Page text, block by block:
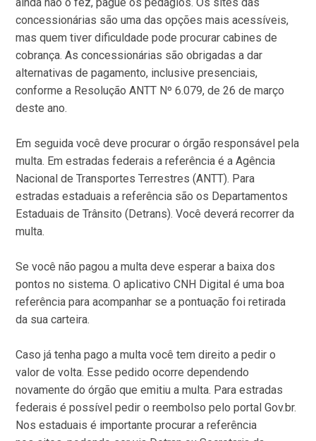
concessionárias são uma das opções mais acessíveis,
mas quem tiver dificuldade pode procurar cabines de
cobrança. As concessionárias são obrigadas a dar
alternativas de pagamento, inclusive presenciais,
conforme a Resolução ANTT Nº 6.079, de 26 de março
deste ano.
Em seguida você deve procurar o órgão responsável pela
multa. Em estradas federais a referência é a Agência
Nacional de Transportes Terrestres (ANTT). Para
estradas estaduais a referência são os Departamentos
Estaduais de Trânsito (Detrans). Você deverá recorrer da
multa.
Se você não pagou a multa deve esperar a baixa dos
pontos no sistema. O aplicativo CNH Digital é uma boa
referência para acompanhar se a pontuação foi retirada
da sua carteira.
Caso já tenha pago a multa você tem direito a pedir o
valor de volta. Esse pedido ocorre dependendo
novamente do órgão que emitiu a multa. Para estradas
federais é possível pedir o reembolso pelo portal Gov.br.
Nos estaduais é importante procurar a referência